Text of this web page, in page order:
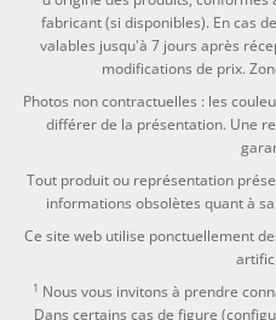
fabricant (si disponibles). En cas
valables jusqu'à 7 jours après
modifications de prix.
Photos non contractuelles : les
différer de la présentation. Une
Tout produit ou représentation
informations obsolètes quant à
Ce site web utilise ponctuellement
1 Nous vous invitons à prendre
Dans certains cas de figure